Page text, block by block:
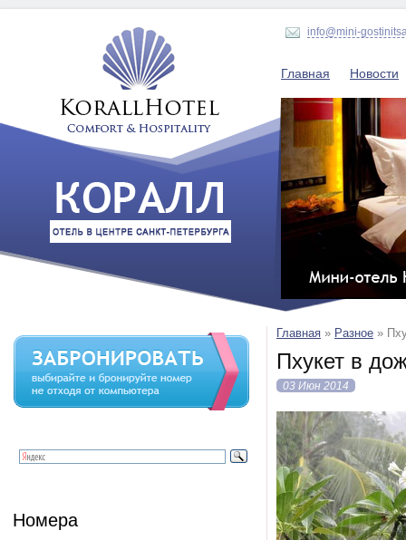
info@mini-
Главная Новости
Номера
Главная » Разное »
Пхукет в
03 Июн 2014